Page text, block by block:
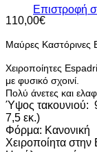
Επιστροφή
110,00€
Μαύρες Καστόρινες
Χειροποίητες
με φυσικό σχοινί.
Πολύ άνετες και
Ύψος τακουνιού:
7,5 εκ.)
Φόρμα: Κανονική
Χειροποίητα στην